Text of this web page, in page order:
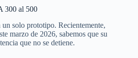
300 al 500
solo prototipo. Recientemente,
marzo de 2026, sabemos que su
que no se detiene.